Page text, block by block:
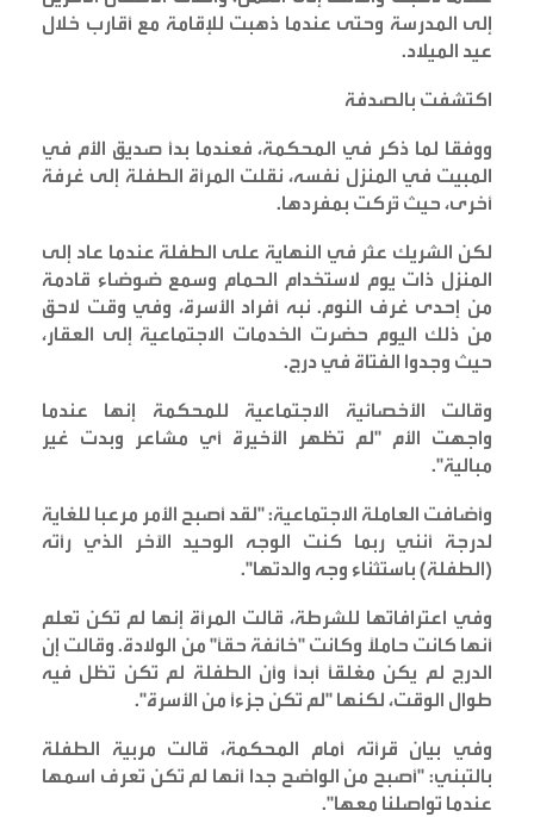
إلى المدرسة وحتى عندما ذهبت للإقامة مع أقارب خلال
عيد الميلاد.
اكتشفت بالصدفة
ووفقا لما ذكر في المحكمة، فعندما بدأ صديق الأم في
المبيت في المنزل نفسه، نقلت المرأة الطفلة إلى غرفة
أخرى، حيث تُركت بمفردها.
لكن الشريك عثر في النهاية على الطفلة عندما عاد إلى
المنزل ذات يوم لاستخدام الحمام وسمع ضوضاء قادمة
من إحدى غرف النوم. نبه أفراد الأسرة، وفي وقت لاحق
من ذلك اليوم حضرت الخدمات الاجتماعية إلى العقار،
حيث وجدوا الفتاة في درج.
وقالت الأخصائية الاجتماعية للمحكمة إنها عندما
واجهت الأم "لم تظهر الأخيرة أي مشاعر وبدت غير
مبالية".
وأضافت العاملة الاجتماعية: "لقد أصبح الأمر مرعبا للغاية
لدرجة أنني ربما كنت الوجه الوحيد الآخر الذي رأته
(الطفلة) باستثناء وجه والدتها".
وفي اعترافاتها للشرطة، قالت المرأة إنها لم تكن تعلم
أنها كانت حاملاً وكانت "خائفة حقًا" من الولادة. وقالت إن
الدرج لم يكن مغلقًا أبدًا وأن الطفلة لم تكن تظل فيه
طوال الوقت، لكنها "لم تكن جزءًا من الأسرة".
وفي بيان قرأته أمام المحكمة، قالت مربية الطفلة
بالتبني: "أصبح من الواضح جدا أنها لم تكن تعرف اسمها
عندما تواصلنا معها".